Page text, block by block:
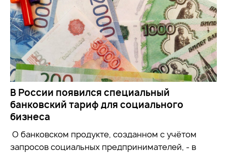
В России появился специальный
банковский тариф для социального
бизнеса
О банковском продукте, созданном с учётом
запросов социальных предпринимателей, - в